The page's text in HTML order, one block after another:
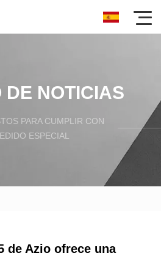
DE NOTICIAS
PARA CUMPLIR CON
ESPECIAL
de Azio ofrece una